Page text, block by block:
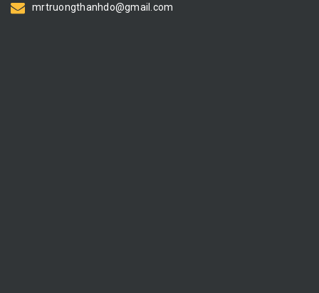
mrtruongthanhdo@gmail.com